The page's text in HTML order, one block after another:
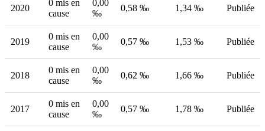
2020
0 mis en
cause
0,00
‰
0,58 ‰ 1,34 ‰ Publiée
2019
0 mis en
cause
0,00
‰
0,57 ‰ 1,53 ‰ Publiée
2018
0 mis en
cause
0,00
‰
0,62 ‰ 1,66 ‰ Publiée
2017
0 mis en
cause
0,00
‰
0,57 ‰ 1,78 ‰ Publiée